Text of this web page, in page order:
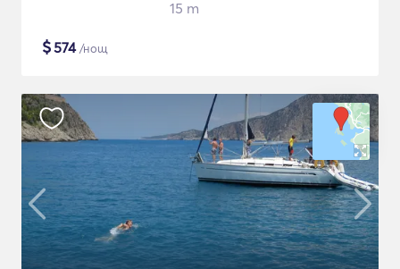
15 m
$574/нощ